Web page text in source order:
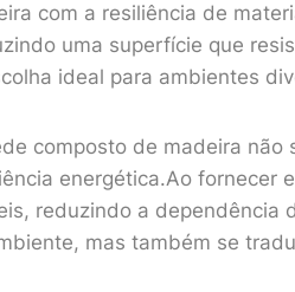
com a resiliência de
uma superfície que
ideal para ambientes
composto de madeira não
energética.Ao fornecer
reduzindo a dependência
mas também se